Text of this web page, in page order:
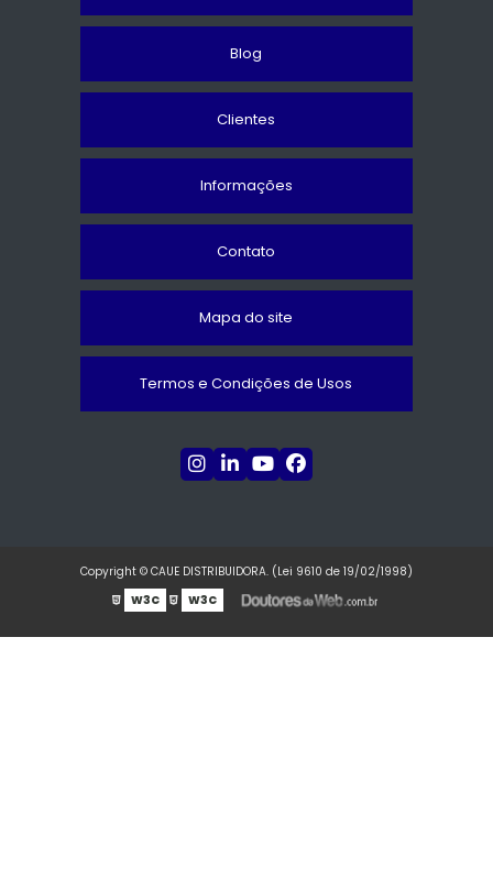
Blog
Clientes
Informações
Contato
Mapa do site
Termos e Condições de Usos
Copyright © CAUE DISTRIBUIDORA. (Lei 9610 de 19/02/1998)
W3C
W3C